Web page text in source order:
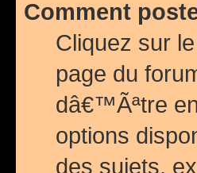
Comment
Cliquez sur
page du
dâ€™Ãªtre
options
des sujets,